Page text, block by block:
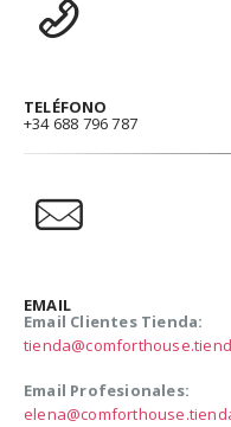
TELÉFONO
+34 688 796 787
EMAIL
Email Clientes Tienda:
Email Profesionales: